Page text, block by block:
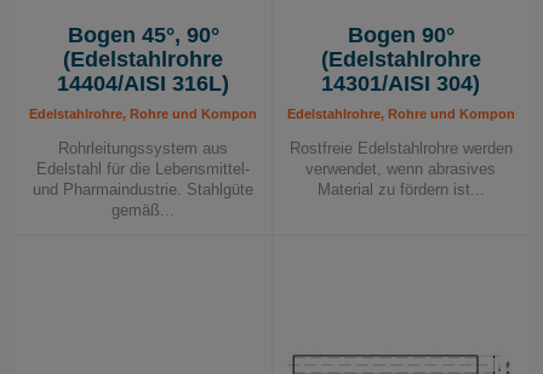
Bogen 45°, 90°
(Edelstahlrohre
14404/AISI 316L)
Edelstahlrohre, Rohre und Komponenten, Rohrleitungssystem
Rohrleitungssystem aus
Edelstahl für die Lebensmittel-
und Pharmaindustrie. Stahlgüte
gemäß...
Bogen 90°
(Edelstahlrohre
14301/AISI 304)
Edelstahlrohre, Rohre und
Rostfreie Edelstahlrohre werden
verwendet, wenn abrasives
Material zu fördern ist...